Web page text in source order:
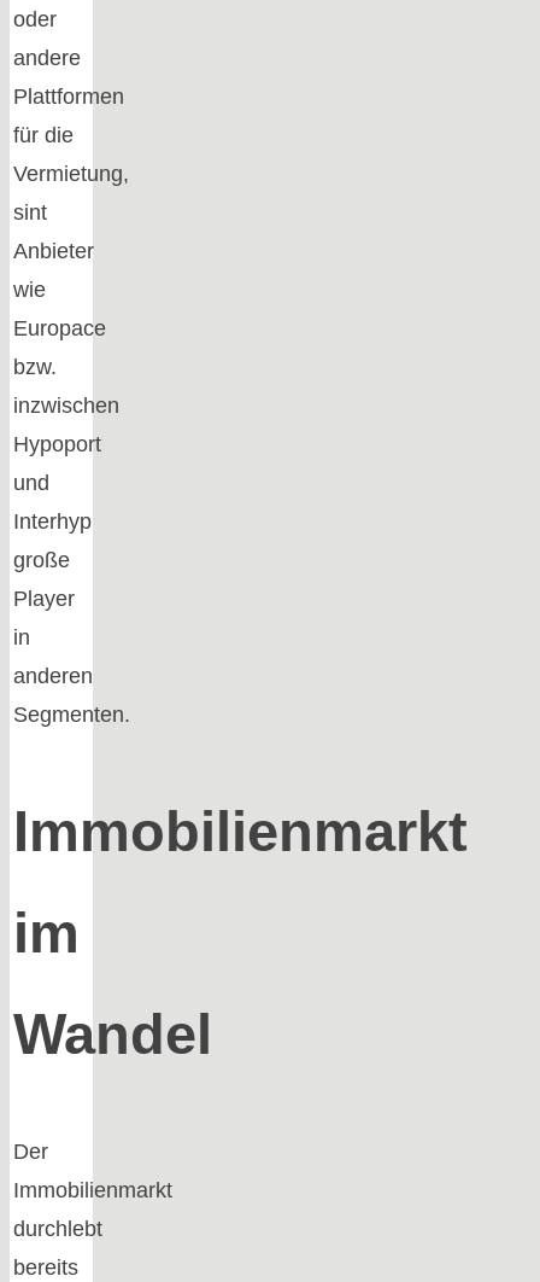
oder
andere
Plattformen
für die
Vermietung,
sint
Anbieter
wie
Europace
bzw.
inzwischen
Hypoport
und
Interhyp
große
Player
in
anderen
Segmenten.
Immobilienmarkt
im
Wandel
Der
Immobilienmarkt
durchlebt
bereits